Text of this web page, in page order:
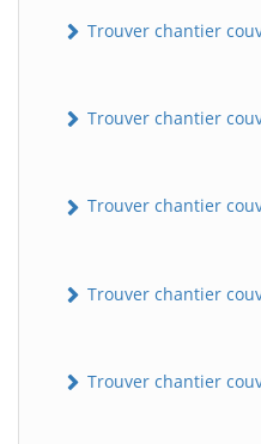
Trouver chantier
Trouver chantier
Trouver chantier
Trouver chantier
Trouver chantier